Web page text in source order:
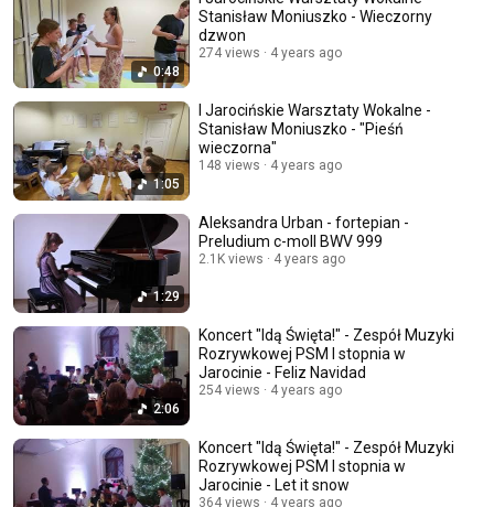
0:48
Stanisław Moniuszko - Wieczorny
dzwon
274 views 4 years ago
1:05
I Jarocińskie Warsztaty Wokalne -
Stanisław Moniuszko - "Pieśń
wieczorna"
148 views 4 years ago
1:29
Aleksandra Urban - fortepian -
Preludium c-moll BWV 999
2.1K views 4 years ago
2:06
Koncert "Idą Święta!" - Zespół Muzyki
Rozrywkowej PSM I stopnia w
Jarocinie - Feliz Navidad
254 views 4 years ago
Koncert "Idą Święta!" - Zespół Muzyki
Rozrywkowej PSM I stopnia w
Jarocinie - Let it snow
364 views 4 years ago